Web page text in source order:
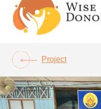
Project